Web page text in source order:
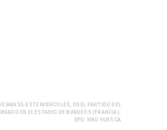
ESTE MIÉRCOLES, EN EL PARTIDO DEL
EN EL ESTADIO DE BURDEOS (FRANCIA).
EFE/ KIKO HUESCA